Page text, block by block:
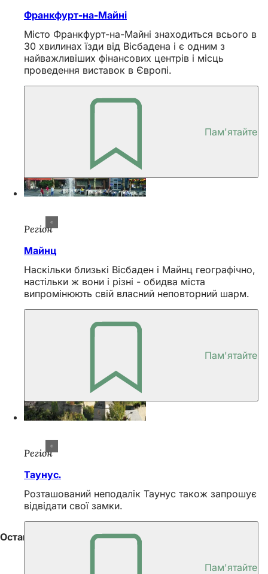
Франкфурт-на-Майні
Місто Франкфурт-на-Майні знаходиться всього в
30 хвилинах їзди від Вісбадена і є одним з
найважливіших фінансових центрів і місць
проведення виставок в Європі.
Пам'ятайте
Регіон
Майнц
Наскільки близькі Вісбаден і Майнц географічно,
настільки ж вони і різні - обидва міста
випромінюють свій власний неповторний шарм.
Пам'ятайте
Регіон
Таунус.
Розташований неподалік Таунус також запрошує
відвідати свої замки.
Пам'ятайте
Останні статті